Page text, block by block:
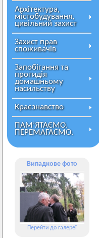
Архітектура,
містобудування,
цивільний захист
Захист прав
споживачів
Запобігання та
протидія
домашньому
насильству
Краєзнавство
ПАМ’ЯТАЄМО.
ПЕРЕМАГАЄМО.
Випадкове фото
Перейти до галереї